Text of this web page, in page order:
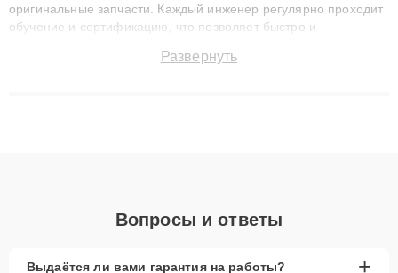
оригинальные запчасти. Каждый инженер регулярно проходит
обучение и сертификацию, что позволяет быстро и
сохранением гарантии до 3 лет. Наши мастера решают
Развернуть
Вопросы и ответы
Выдаётся ли вами гарантия на работы? +